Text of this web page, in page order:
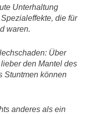
Unterhaltung
die für
waren.
Über
den Mantel des
Stuntmen können
anderes als ein